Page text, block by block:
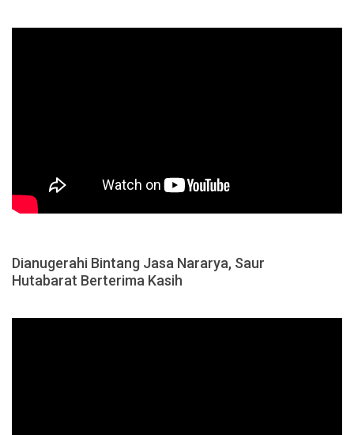
Dianugerahi Bintang Jasa Nararya, Saur
Hutabarat Berterima Kasih